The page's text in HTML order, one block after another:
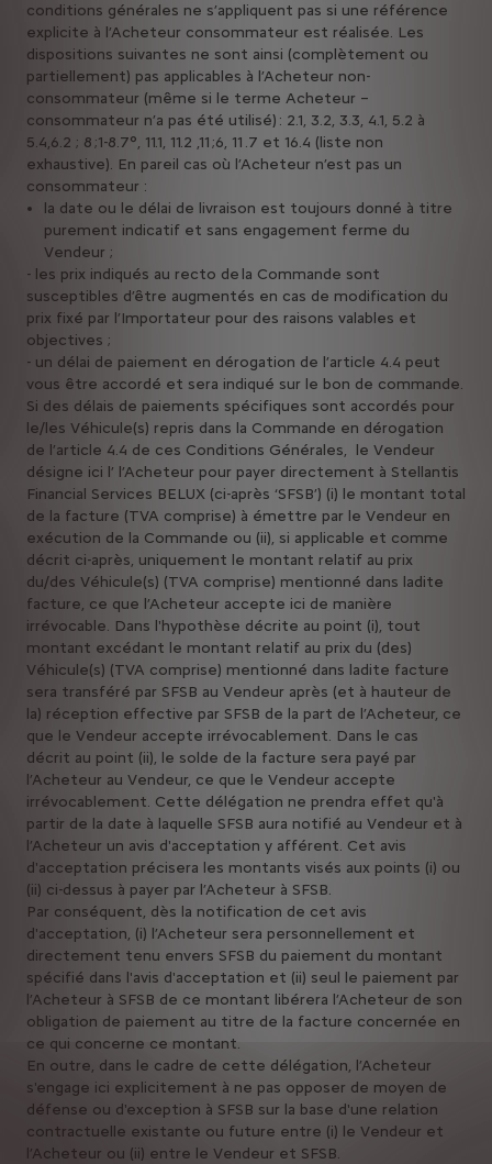
conditions générales ne s’appliquent pas si une référence
explicite à l’Acheteur consommateur est réalisée. Les
dispositions suivantes ne sont ainsi (complètement ou
partiellement) pas applicables à l’Acheteur non-
consommateur (même si le terme Acheteur –
consommateur n’a pas été utilisé) : 2.1, 3.2, 3.3, 4.1, 5.2 à
5.4,6.2 ; 8 ;1-8.7°, 11.1, 11.2 ,11 ;6, 11 .7 et 16.4 (liste non
exhaustive). En pareil cas où l’Acheteur n’est pas un
consommateur :
la date ou le délai de livraison est toujours donné à titre
purement indicatif et sans engagement ferme du
Vendeur ;
- les prix indiqués au recto de la Commande sont
susceptibles d’être augmentés en cas de modification du
prix fixé par l’Importateur pour des raisons valables et
objectives ;
- un délai de paiement en dérogation de l’article 4.4 peut
vous être accordé et sera indiqué sur le bon de commande.
Si des délais de paiements spécifiques sont accordés pour
le/les Véhicule(s) repris dans la Commande en dérogation
de l’article 4.4 de ces Conditions Générales, le Vendeur
désigne ici l’ l’Acheteur pour payer directement à Stellantis
Financial Services BELUX (ci-après ‘SFSB’) (i) le montant total
de la facture (TVA comprise) à émettre par le Vendeur en
exécution de la Commande ou (ii), si applicable et comme
décrit ci-après, uniquement le montant relatif au prix
du/des Véhicule(s) (TVA comprise) mentionné dans ladite
facture, ce que l’Acheteur accepte ici de manière
irrévocable. Dans l'hypothèse décrite au point (i), tout
montant excédant le montant relatif au prix du (des)
Véhicule(s) (TVA comprise) mentionné dans ladite facture
sera transféré par SFSB au Vendeur après (et à hauteur de
la) réception effective par SFSB de la part de l’Acheteur, ce
que le Vendeur accepte irrévocablement. Dans le cas
décrit au point (ii), le solde de la facture sera payé par
l’Acheteur au Vendeur, ce que le Vendeur accepte
irrévocablement. Cette délégation ne prendra effet qu'à
partir de la date à laquelle SFSB aura notifié au Vendeur et à
l’Acheteur un avis d'acceptation y afférent. Cet avis
d'acceptation précisera les montants visés aux points (i) ou
(ii) ci-dessus à payer par l’Acheteur à SFSB.
Par conséquent, dès la notification de cet avis
d'acceptation, (i) l’Acheteur sera personnellement et
directement tenu envers SFSB du paiement du montant
spécifié dans l'avis d'acceptation et (ii) seul le paiement par
l’Acheteur à SFSB de ce montant libérera l’Acheteur de son
obligation de paiement au titre de la facture concernée en
ce qui concerne ce montant.
En outre, dans le cadre de cette délégation, l’Acheteur
s'engage ici explicitement à ne pas opposer de moyen de
défense ou d'exception à SFSB sur la base d'une relation
contractuelle existante ou future entre (i) le Vendeur et
l’Acheteur ou (ii) entre le Vendeur et SFSB.